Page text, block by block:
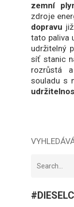
zemní
zdroje
dopravu
tato paliva
udržitelný
síť stanic
rozrůstá
souladu s